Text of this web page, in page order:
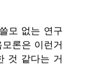
모 없는 연구
론은 이런거
것 같다는 거